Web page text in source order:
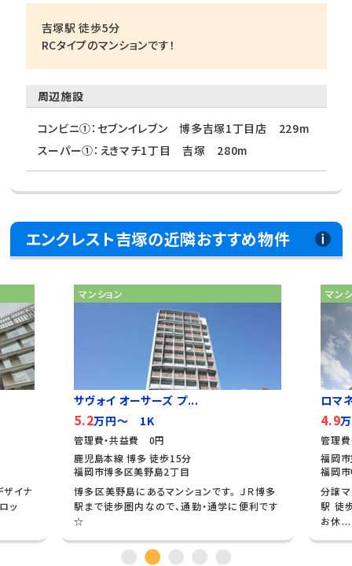
吉塚駅 徒歩5分
RCタイプのマンションです！
周辺施設
コンビニ①：セブンイレブン 博多吉塚1丁目店 229m
スーパー①：えきマチ1丁目 吉塚 280m
エンクレスト吉塚の近隣おすすめ物件
イナ
ッ
マンション
サヴォイ オーサーズ プ...
5.2万円～ 1K
管理費・共益費 0円
鹿児島本線 博多 徒歩15分
福岡市博多区美野島2丁目
博多区美野島にあるマンションです。 ＪＲ博多
駅まで徒歩圏内なので、通勤・通学に便利です
☆
マン
ロマ
4.9
管理
福岡
福岡
分譲
駅 徒
お休...